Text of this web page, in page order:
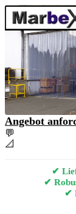
Angebot
💬
📐
✔
✔
✔